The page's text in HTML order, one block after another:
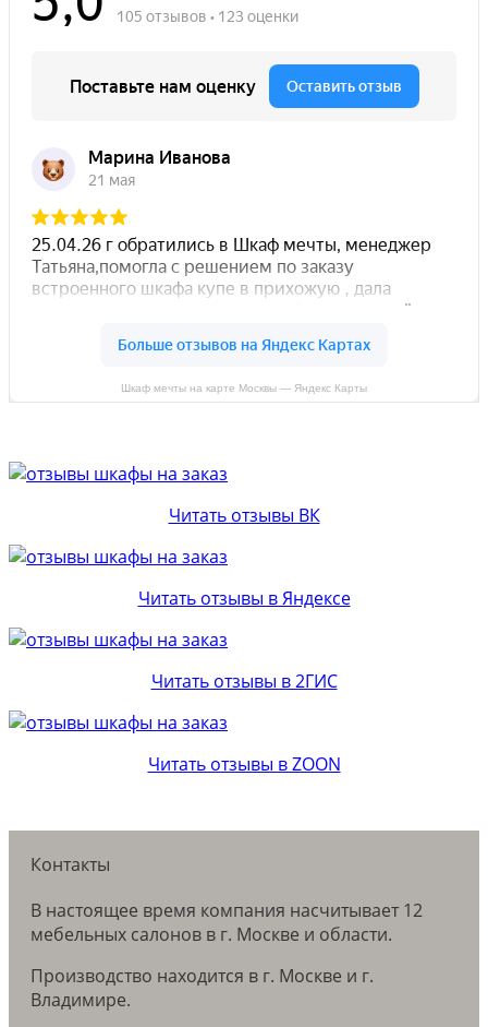
Шкаф мечты на карте Москвы — Яндекс Карты
Читать отзывы ВК
Читать отзывы в Яндексе
Читать отзывы в 2ГИС
Читать отзывы в ZOON
Контакты
В настоящее время компания насчитывает 12
мебельных салонов в г. Москве и области.
Производство находится в г. Москве и г.
Владимире.